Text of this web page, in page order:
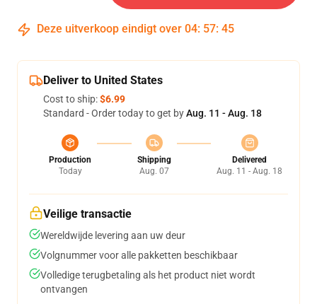
Deze uitverkoop eindigt over 04: 57: 45
Deliver to United States
Cost to ship:$6.99
Standard - Order today to get byAug. 11 - Aug. 18
Production
Today
Shipping
Aug. 07
Delivered
Aug. 11 - Aug. 18
Veilige transactie
Wereldwijde levering aan uw deur
Volgnummer voor alle pakketten beschikbaar
Volledige terugbetaling als het product niet wordt
ontvangen